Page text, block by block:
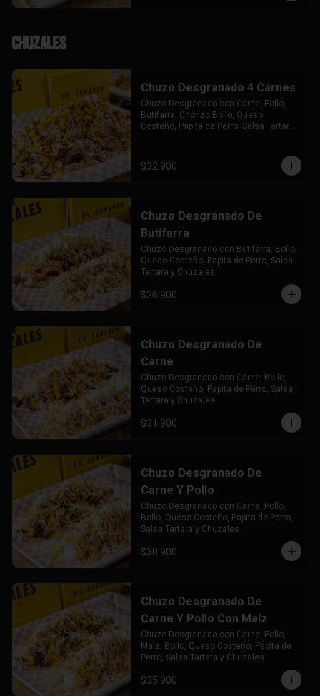
Chuzales
Chuzo Desgranado 4 Carnes
Chuzo Desgranado con Carne, Pollo,
Butifarra, Chorizo Bollo, Queso
Costeño, Papita de Perro, Salsa Tartara
$32.900
Chuzo Desgranado De
Butifarra
Chuzo Desgranado con Butifarra, Bollo,
Queso Costeño, Papita de Perro, Salsa
Tartara y Chuzales.
$26.900
Chuzo Desgranado De
Carne
Chuzo Desgranado con Carne, Bollo,
Queso Costeño, Papita de Perro, Salsa
Tartara y Chuzales.
$31.900
Chuzo Desgranado De
Carne Y Pollo
Chuzo Desgranado con Carne, Pollo,
Bollo, Queso Costeño, Papita de Perro,
Salsa Tartara y Chuzales.
$30.900
Chuzo Desgranado De
Carne Y Pollo Con Maíz
Chuzo Desgranado con Carne, Pollo,
Maíz, Bollo, Queso Costeño, Papita de
Perro, Salsa Tartara y Chuzales.
$35.900